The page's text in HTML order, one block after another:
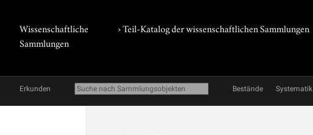
Wissenschaftliche
Sammlungen
› Teil-Katalog der wissenschaftlichen Sammlungen
Erkunden Bestände Systematik